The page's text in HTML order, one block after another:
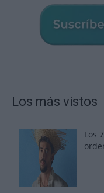
Los más vistos
Los